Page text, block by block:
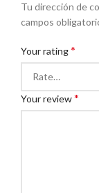
Tu dirección de
campos
Your rating*
Your review*